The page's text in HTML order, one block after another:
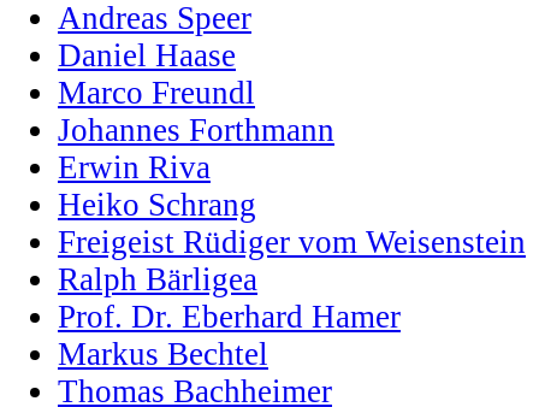
Andreas Speer
Daniel Haase
Marco Freundl
Johannes Forthmann
Erwin Riva
Heiko Schrang
Freigeist Rüdiger vom Weisenstein
Ralph Bärligea
Prof. Dr. Eberhard Hamer
Markus Bechtel
Thomas Bachheimer